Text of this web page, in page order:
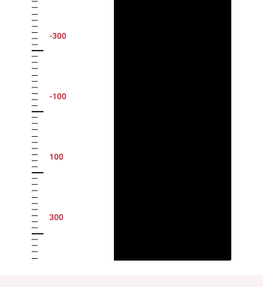
-300
-100
100
300